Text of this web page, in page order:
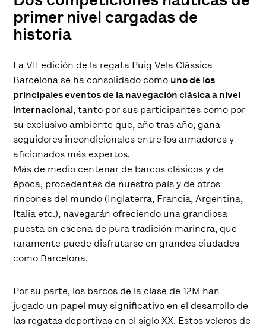
primer nivel cargadas de
historia
La VII edición de la regata Puig Vela Clàssica
Barcelona se ha consolidado como uno de los
principales eventos de la navegación clásica a nivel
internacional, tanto por sus participantes como por
su exclusivo ambiente que, año tras año, gana
seguidores incondicionales entre los armadores y
aficionados más expertos.
Más de medio centenar de barcos clásicos y de
época, procedentes de nuestro país y de otros
rincones del mundo (Inglaterra, Francia, Argentina,
Italia etc.), navegarán ofreciendo una grandiosa
puesta en escena de pura tradición marinera, que
raramente puede disfrutarse en grandes ciudades
como Barcelona.
Por su parte, los barcos de la clase de 12M han
jugado un papel muy significativo en el desarrollo de
las regatas deportivas en el siglo XX. Estos veleros de